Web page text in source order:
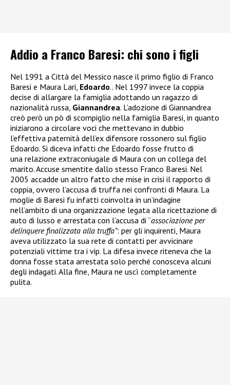
Addio a Franco Baresi: chi sono i figli
Nel 1991 a Città del Messico nasce il primo figlio di Franco
Baresi e Maura Lari, Edoardo.. Nel 1997 invece la coppia
decise di allargare la famiglia adottando un ragazzo di
nazionalità russa, Giannandrea. L’adozione di Giannandrea
creò però un pò di scompiglio nella famiglia Baresi, in quanto
iniziarono a circolare voci che mettevano in dubbio
l’effettiva paternità dell’ex difensore rossonero sul figlio
Edoardo. Si diceva infatti che Edoardo fosse frutto di
una relazione extraconiugale di Maura con un collega del
marito. Accuse smentite dallo stesso Franco Baresi. Nel
2005 accadde un altro fatto che mise in crisi il rapporto di
coppia, ovvero l’accusa di truffa nei confronti di Maura. La
moglie di Baresi fu infatti coinvolta in un’indagine
nell’ambito di una organizzazione legata alla ricettazione di
auto di lusso e arrestata con l’accusa di “associazione per
delinquere finalizzata alla truffa”: per gli inquirenti, Maura
aveva utilizzato la sua rete di contatti per avvicinare
potenziali vittime tra i vip. La difesa invece riteneva che la
donna fosse stata arrestata solo perché conosceva alcuni
degli indagati. Alla fine, Maura ne uscì completamente
pulita.